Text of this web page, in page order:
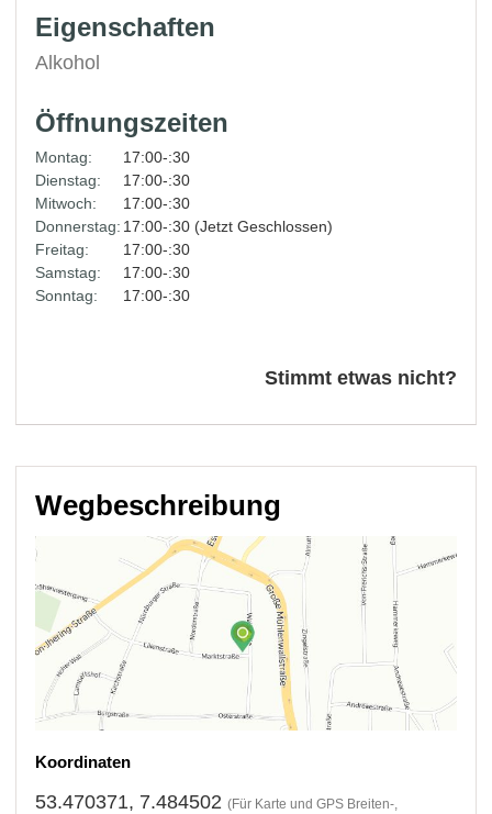
Eigenschaften
Alkohol
Öffnungszeiten
Montag:
17:00-:30
Dienstag:
17:00-:30
Mitwoch:
17:00-:30
Donnerstag: 17:00-:30 (Jetzt Geschlossen)
Freitag:
17:00-:30
Samstag:
17:00-:30
Sonntag:
17:00-:30
Stimmt etwas nicht?
Wegbeschreibung
Koordinaten
53.470371, 7.484502 (Für Karte und GPS Breiten-,